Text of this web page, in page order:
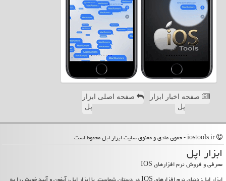
صفحه اخبار ابزار
پل
صفحه اصلی ابزار
پل
ابزار اپل
معرفی و فروش نرم افزارهای IOS